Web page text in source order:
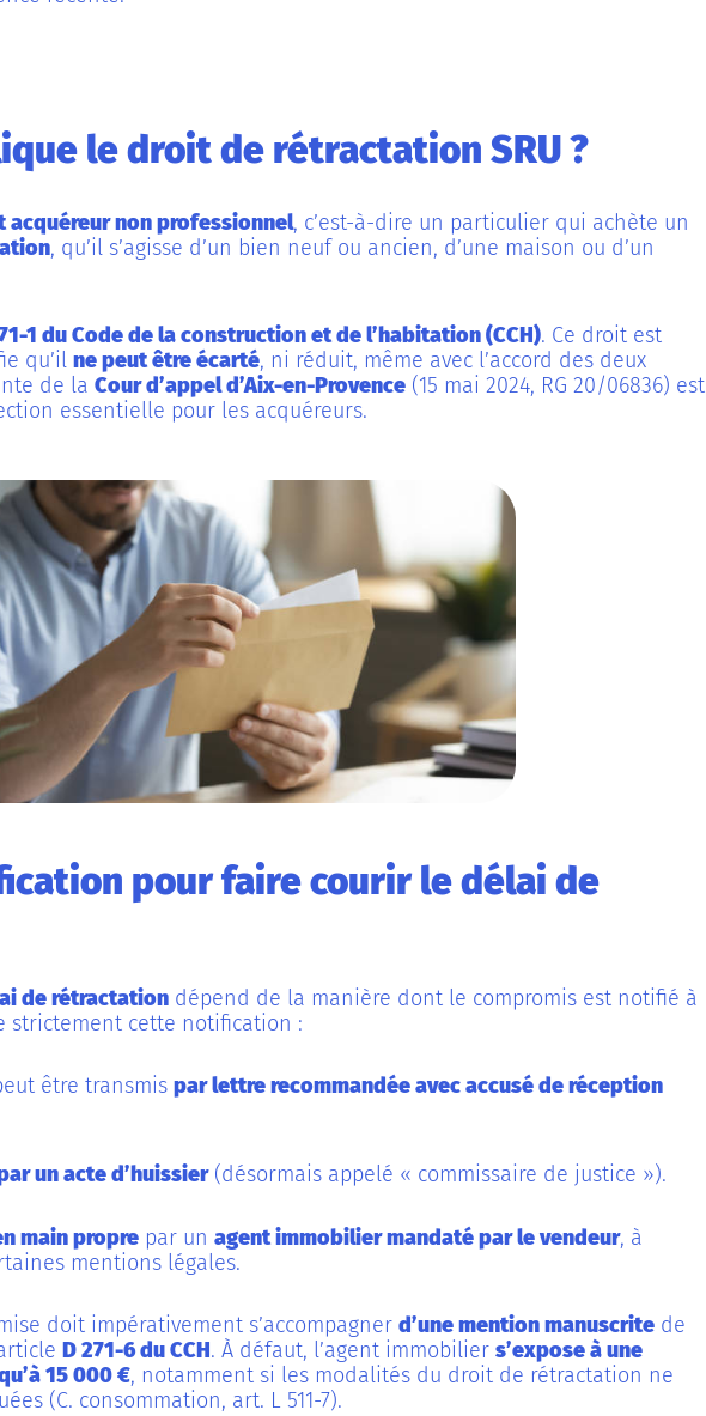
le droit de rétractation SRU ?
acquéreur non professionnel, c’est-à-dire un particulier qui achète un
, qu’il s’agisse d’un bien neuf ou ancien, d’une maison ou d’un
1 du Code de la construction et de l’habitation (CCH). Ce droit est
qu’il ne peut être écarté, ni réduit, même avec l’accord des deux
de la Cour d’appel d’Aix-en-Provence (15 mai 2024, RG 20/06836) est
essentielle pour les acquéreurs.
pour faire courir le délai de
de rétractation dépend de la manière dont le compromis est notifié à
strictement cette notification :
être transmis par lettre recommandée avec accusé de réception
un acte d’huissier(désormais appelé « commissaire de justice »).
main propre par un agent immobilier mandaté par le vendeur, à
mentions légales.
doit impérativement s’accompagner d’une mention manuscrite de
D 271-6 du CCH. À défaut, l’agent immobilier s’expose à une
15 000 €, notamment si les modalités du droit de rétractation ne
(C. consommation, art. L 511-7).